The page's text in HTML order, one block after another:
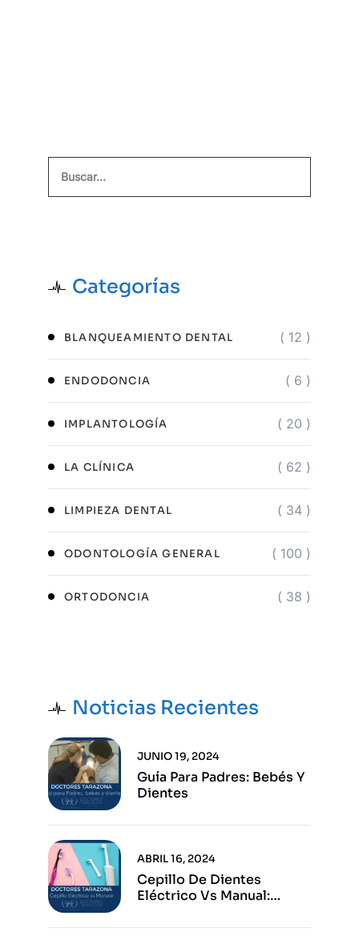
Categorías
BLANQUEAMIENTO DENTAL ( 12 )
ENDODONCIA ( 6 )
IMPLANTOLOGÍA ( 20 )
LA CLÍNICA ( 62 )
LIMPIEZA DENTAL ( 34 )
ODONTOLOGÍA GENERAL ( 100 )
ORTODONCIA ( 38 )
Noticias Recientes
Guía Para Padres: Bebés Y
Dientes
JUNIO 19, 2024
Cepillo De Dientes
Eléctrico Vs Manual:
De Cada Opción
ABRIL 16, 2024